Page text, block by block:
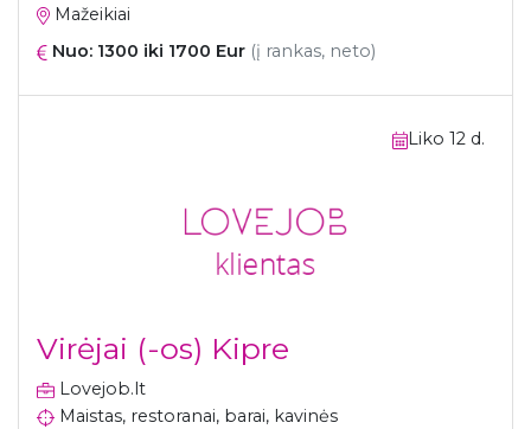
Mažeikiai
Nuo: 1300 iki 1700 Eur (į rankas, neto)
Liko 12 d.
Virėjai (-os) Kipre
Lovejob.lt
Maistas, restoranai, barai, kavinės